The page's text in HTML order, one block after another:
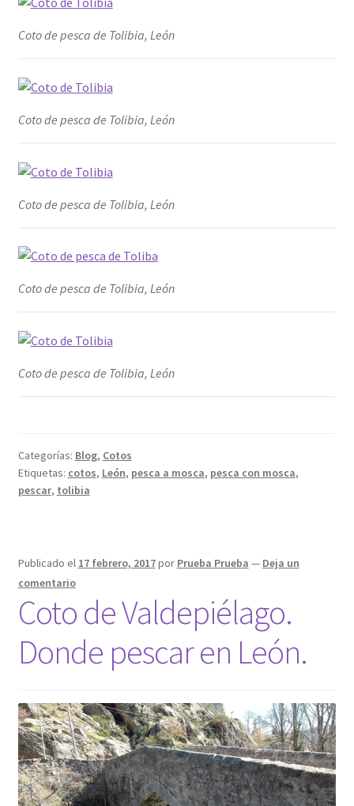
Coto de pesca de Tolibia, León
Coto de pesca de Tolibia, León
Coto de pesca de Tolibia, León
Coto de pesca de Tolibia, León
Coto de pesca de Tolibia, León
Categorías: Blog, Cotos
Etiquetas: cotos, León, pesca a mosca, pesca con mosca,
pescar, tolibia
Publicado el 17 febrero, 2017por Prueba Prueba — Deja un
comentario
Coto de Valdepiélago.
Donde pescar en León.